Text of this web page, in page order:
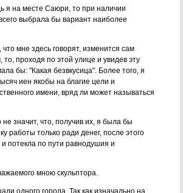
я на месте Саюри, то при наличии
выбрала бы вариант наиболее
мне здесь говорят, изменится сам
проходя по этой улице и увидев эту
бы: "Какая безвкусица". Более того, я
иен якобы на благие цели и
имени, вряд ли может называться
значит, что, получив их, я была бы
работы только ради денег, после этого
потекла по пути равнодушия и
мною скульптора.
одного города. Так как изначально на